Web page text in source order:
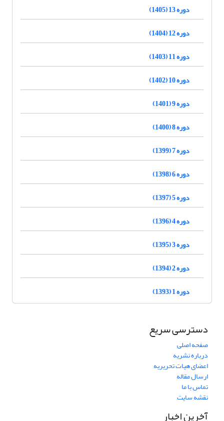
دوره 13 (1405)
دوره 12 (1404)
دوره 11 (1403)
دوره 10 (1402)
دوره 9 (1401)
دوره 8 (1400)
دوره 7 (1399)
دوره 6 (1398)
دوره 5 (1397)
دوره 4 (1396)
دوره 3 (1395)
دوره 2 (1394)
دوره 1 (1393)
دسترسی سریع
صفحه اصلی
درباره نشریه
اعضای هیات تحریریه
ارسال مقاله
تماس با ما
نقشه سایت
آخرین اخبار